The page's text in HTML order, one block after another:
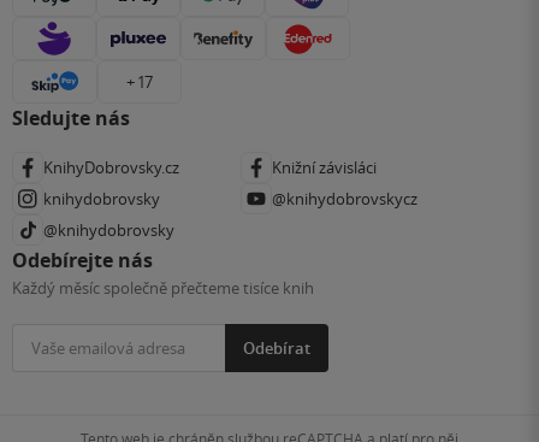
+ 17
Sledujte nás
KnihyDobrovsky.cz
Knižní závisláci
knihydobrovsky
@knihydobrovskycz
@knihydobrovsky
Odebírejte nás
Každý měsíc společně přečteme tisíce knih
Odebírat